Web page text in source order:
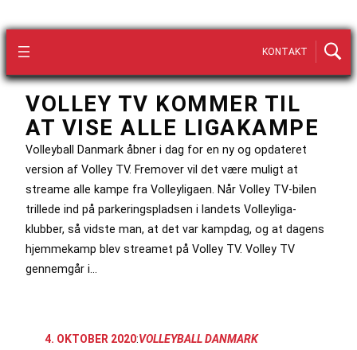
KONTAKT
VOLLEY TV KOMMER TIL
AT VISE ALLE LIGAKAMPE
Volleyball Danmark åbner i dag for en ny og opdateret
version af Volley TV. Fremover vil det være muligt at
streame alle kampe fra Volleyligaen. Når Volley TV-bilen
trillede ind på parkeringspladsen i landets Volleyliga-
klubber, så vidste man, at det var kampdag, og at dagens
hjemmekamp blev streamet på Volley TV. Volley TV
gennemgår i…
4. OKTOBER 2020:VOLLEYBALL DANMARK